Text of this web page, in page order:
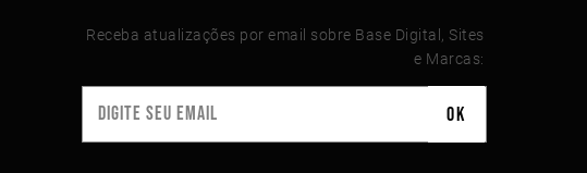
Receba atualizações por email sobre Base Digital, Sites
e Marcas: